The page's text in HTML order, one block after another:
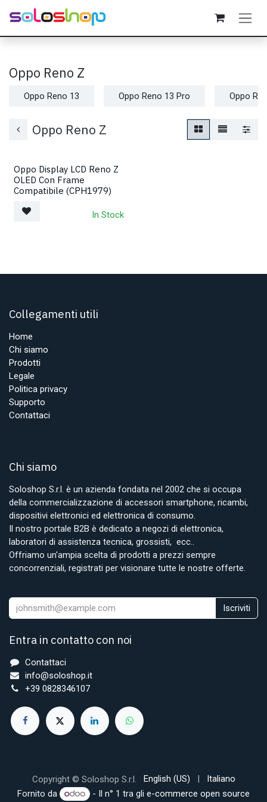
Passa al contenuto
Oppo Reno Z
Oppo Reno 13 Oppo Reno 13 Pro Oppo
Oppo Reno Z
Oppo Display LCD Reno Z
OLED Con Frame
Compatibile (CPH1979)
In Stock
Collegamenti utili
Home
Chi siamo
Prodotti
Legale
Politica privacy
Supporto
Contattaci
Chi siamo
Soloshop S.r.l. è un azienda fondata nel 2002 che si occupa
della commercializzazione di accessori smartphone, ricambi,
dispositivi elettronici ed elettronica di consumo.
Il nostro portale B2B è dedicato a negozi di elettronica,
laboratori di assistenza tecnica, grossisti, ecc..
Offriamo un'ampia scelta di prodotti a prezzi sempre
concorrenziali, registrati per visionare tutte le nostre offerte.
Iscriviti
Entra in contatto con noi
Contattaci
info@soloshop.it
+39 0828346107
Copyright © Soloshop S.r.l. English (US) |
Italiano
Fornito da
- Il n° 1 tra glie-commerce open source